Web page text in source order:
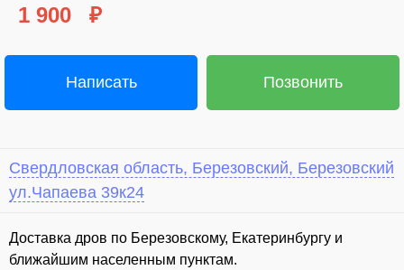
1 900
₽
Написать Позвонить
Свердловская область, Березовский, Березовский
ул.Чапаева 39к24
Доставка дров по Березовскому, Екатеринбургу и
ближайшим населенным пунктам.